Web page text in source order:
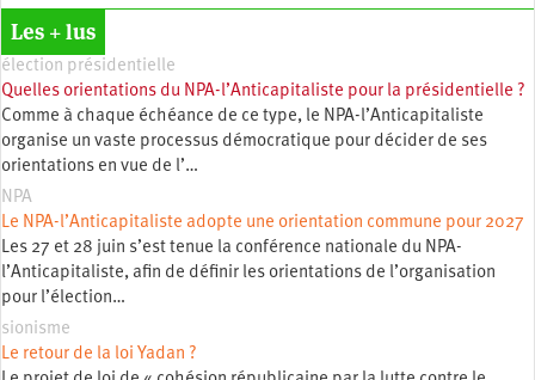
Les + lus
élection présidentielle
Quelles orientations du NPA-l’Anticapitaliste pour la présidentielle ?
Comme à chaque échéance de ce type, le NPA-l’Anticapitaliste
organise un vaste processus démocratique pour décider de ses
orientations en vue de l’…
NPA
Le NPA-l’Anticapitaliste adopte une orientation commune pour 2027
Les 27 et 28 juin s’est tenue la conférence nationale du NPA-
l’Anticapitaliste, afin de définir les orientations de l’organisation
pour l’élection…
sionisme
Le retour de la loi Yadan ?